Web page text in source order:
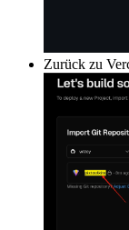
Zurück zu